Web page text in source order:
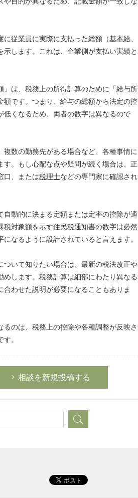
に従業員に実際に支払った総額（基本給
示します。これは、企業側が支払い実績と
」は、税務上の所得計算のために「給与所
です。つまり、給与の総額から法定の控
くなるため、両者の数字は異なるので
、複数の勤務先がある場合など、各種事情に
。もし心配な点や疑問が続く場合は、正
口、または税理士などの専門家に確認され
動的に決まる定額または定率の控除が適
税対象額を示す住民税通知書の数字は必然
なるように設計されていると言えます。
ついて知りたい場合は、最新の税法改正や
します。税務計算は細部にわたり異なる
わせた説明が必要になることもありま
るのは、税務上の控除や各種調整が反映さ
。
相談を新規投稿する
どのカテゴリーに投稿しますか？
選択してください
企業法務
秘書のノウハウ
次へ